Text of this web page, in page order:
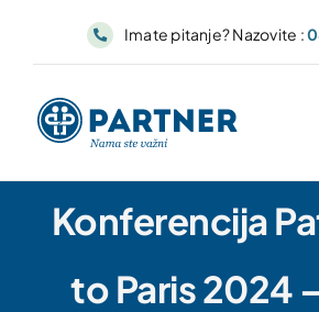
Imate pitanje? Nazovite :
Konferencija
to Paris 2024